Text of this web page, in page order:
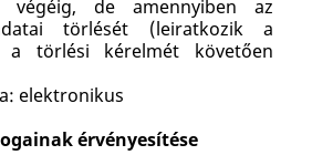
végéig, de amennyiben az
törlését (leiratkozik a
a törlési kérelmét követően
elektronikus
érvényesítése